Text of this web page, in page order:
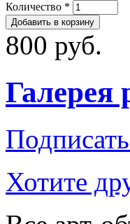
Количество *
800 руб.
Галерея
Хотите